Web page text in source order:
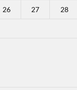
26 27 28